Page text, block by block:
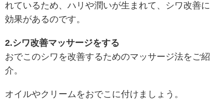
れているため、ハリや潤いが生まれて、シワ改善に
効果があるのです。
2.シワ改善マッサージをする
おでこのシワを改善するためのマッサージ法をご紹
介。
オイルやクリームをおでこに付けましょう。